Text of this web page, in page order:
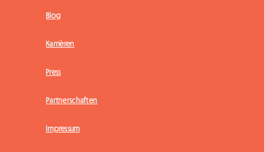
Blog
Karrièren
Press
Partnerschaften
Impressum